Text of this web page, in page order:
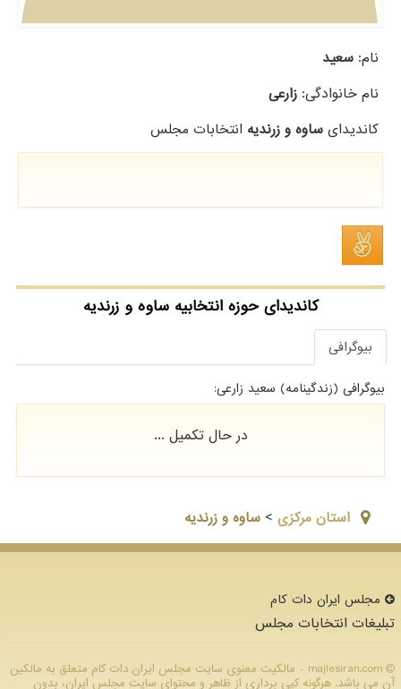
نام: سعید
نام خانوادگی: زارعی
کاندیدای ساوه و زرندیه انتخابات مجلس
کاندیدای حوزه انتخابیه ساوه و زرندیه
بیوگرافی
بیوگرافی (زندگینامه) سعید زارعی:
در حال تکمیل ...
استان مركزي > ساوه و زرندیه
مجلس ایران دات كام
تبلیغات انتخابات مجلس
majlesiran.com - مالکیت معنوی سایت مجلس ایران دات كام متعلق به مالکین
آن می باشد. هرگونه کپی برداری از ظاهر و محتوای سایت مجلس ایران، بدون